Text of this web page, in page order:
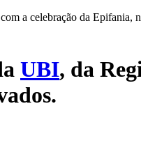
a celebração da Epifania,
UBI, da